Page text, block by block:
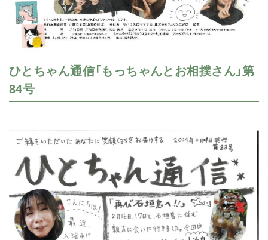
ひとちゃん通信「もっちゃんとお相撲さん」第
84号